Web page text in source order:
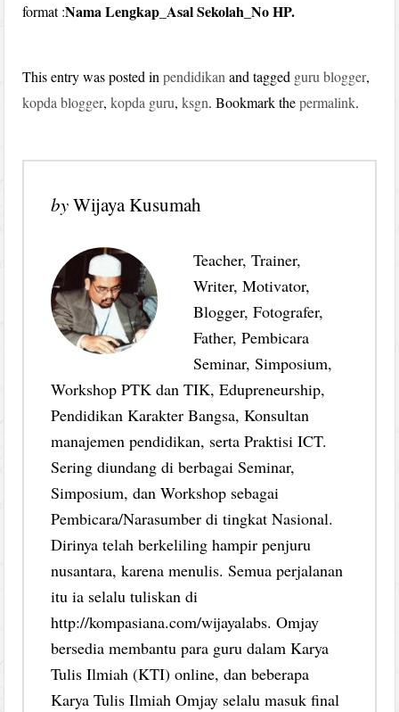
format :Nama Lengkap_Asal Sekolah_No HP.
This entry was posted inpendidikanand tagged guru blogger,
kopda blogger,kopda guru,ksgn. Bookmark thepermalink.
byWijaya Kusumah
Teacher, Trainer,
Writer, Motivator,
Blogger, Fotografer,
Father, Pembicara
Seminar, Simposium,
Workshop PTK dan TIK, Edupreneurship,
Pendidikan Karakter Bangsa, Konsultan
manajemen pendidikan, serta Praktisi ICT.
Sering diundang di berbagai Seminar,
Simposium, dan Workshop sebagai
Pembicara/Narasumber di tingkat Nasional.
Dirinya telah berkeliling hampir penjuru
nusantara, karena menulis. Semua perjalanan
itu ia selalu tuliskan di
http://kompasiana.com/wijayalabs. Omjay
bersedia membantu para guru dalam Karya
Tulis Ilmiah (KTI) online, dan beberapa
Karya Tulis Ilmiah Omjay selalu masuk final